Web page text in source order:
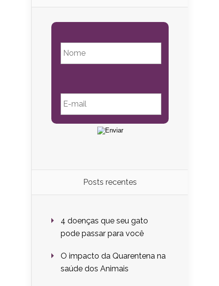
Posts recentes
4 doenças que seu gato
pode passar para você
O impacto da Quarentena na
saúde dos Animais